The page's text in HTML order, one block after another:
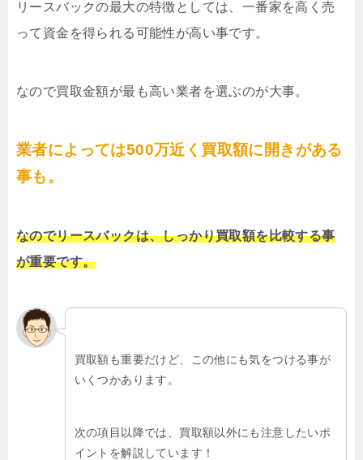
リースバックの最大の特徴としては、一番家を高く売
って資金を得られる可能性が高い事です。
なので買取金額が最も高い業者を選ぶのが大事。
業者によっては500万近く買取額に開きがある
事も。
なのでリースバックは、しっかり買取額を比較する事
が重要です。
買取額も重要だけど、この他にも気をつける事が
いくつかあります。
次の項目以降では、買取額以外にも注意したいポ
イントを解説しています！